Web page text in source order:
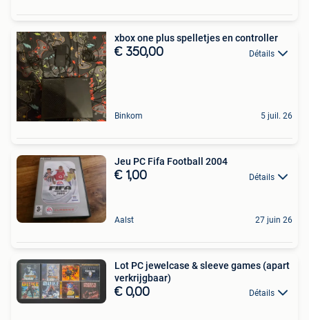
xbox one plus spelletjes en controller
€ 350,00 Détails
Binkom 5 juil. 26
Jeu PC Fifa Football 2004
€ 1,00 Détails
Aalst 27 juin 26
Lot PC jewelcase & sleeve games (apart
verkrijgbaar)
€ 0,00 Détails